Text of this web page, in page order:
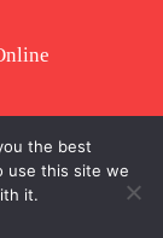
the best
use this site we
it.